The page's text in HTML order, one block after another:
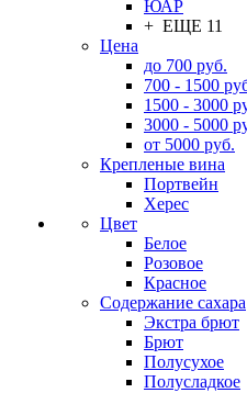
ЮАР
+ ЕЩЕ 11
Цена
до 700 руб.
700 - 1500
1500 - 3000
3000 - 5000
от 5000 руб.
Крепленые вина
Портвейн
Херес
Цвет
Белое
Розовое
Красное
Содержание сахара
Экстра брют
Брют
Полусухое
Полусладкое